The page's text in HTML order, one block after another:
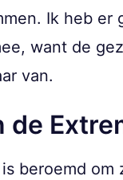
Ik heb er
want de
van.
de
beroemd om